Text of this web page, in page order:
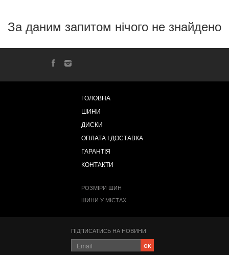
За даним запитом нічого не знайдено
ГОЛОВНА
ШИНИ
ДИСКИ
ОПЛАТА І ДОСТАВКА
ГАРАНТІЯ
КОНТАКТИ
РОЗМІРИ ШИН
ШИНИ У МІСТАХ
ПІДПИСАТИСЬ НА НОВИНИ
ок